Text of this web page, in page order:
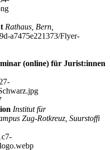
Rathaus, Bern,
(online) für Jurist:innen
Institut für
Zug-Rotkreuz, Suurstoffi